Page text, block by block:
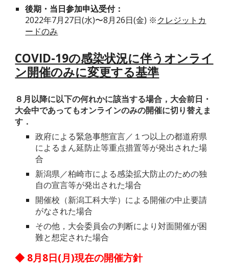
後期・当日参加申込受付：
2022年7月27日(水)〜8月26日(金) ※クレジットカ
ードのみ
COVID-19の感染状況に伴うオンライ
ン開催のみに変更する基準
８月以降に以下の何れかに該当する場合，大会前日・
大会中であってもオンラインのみの開催に切り替えま
す．
政府による緊急事態宣言／１つ以上の都道府県
によるまん延防止等重点措置等が発出された場
合
新潟県／柏崎市による感染拡大防止のための独
自の宣言等が発出された場合
開催校（新潟工科大学）による開催の中止要請
がなされた場合
その他，大会委員会の判断により対面開催が困
難と想定された場合
◆ 8月8日(月)現在の開催方針